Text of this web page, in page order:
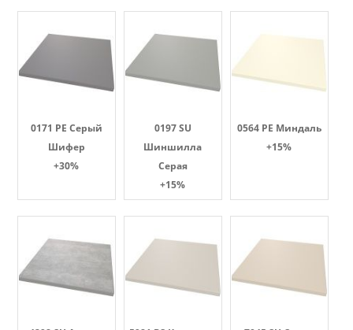
0171 PE Серый
Шифер
+30%
0197 SU
Шиншилла
Серая
+15%
0564 PE Миндаль
+15%